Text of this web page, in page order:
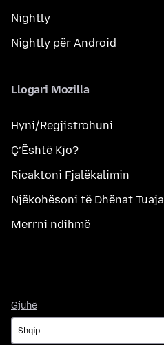
Nightly
Nightly për Android
Llogari Mozilla
Hyni/Regjistrohuni
Ç’Është Kjo?
Ricaktoni Fjalëkalimin
Njëkohësoni të Dhënat Tuaja
Merrni ndihmë
Gjuhë